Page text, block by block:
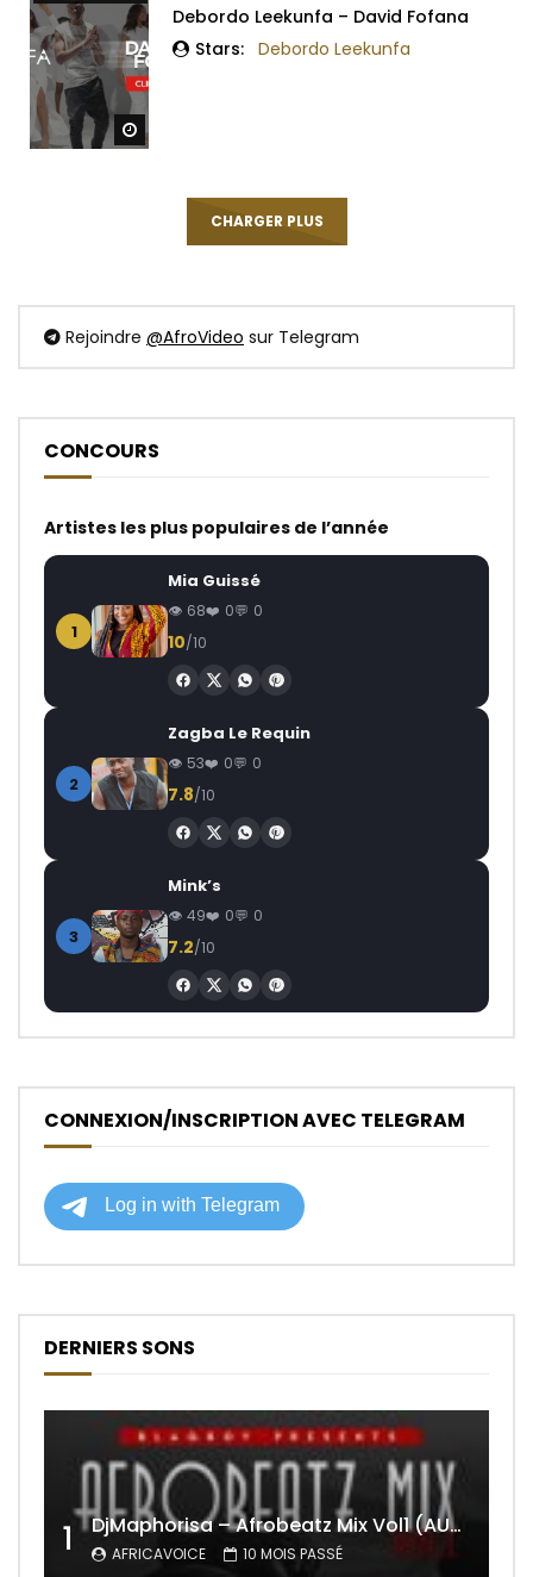
Regarder Plus Tard
Debordo Leekunfa – David Fofana
Stars: Debordo Leekunfa
CHARGER PLUS
Rejoindre @AfroVideo sur Telegram
CONCOURS
Artistes les plus populaires de l’année
1
Mia Guissé
68 0 0
10/10
2
Zagba Le Requin
53 0 0
7.8/10
3
Mink’s
49 0 0
7.2/10
CONNEXION/INSCRIPTION AVEC TELEGRAM
DERNIERS SONS
1 DjMaphorisa – Afrobeatz Mix Vol1 (AUDIO)
AFRICAVOICE 10 MOIS PASSÉ